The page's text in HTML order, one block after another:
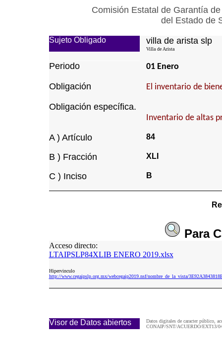
Comisión Estatal de Garantía
del Estado de
Sujeto Obligado villa de arista slp
Villa de Arista
Periodo 01 Enero
Obligación El inventario de
Obligación específica.
Inventario de altas
A ) Artículo 84
B ) Fracción XLI
C ) Inciso B
Para
Acceso directo:
LTAIPSLP84XLIB ENERO 2019.xlsx
Hipervinculo
http://www.cegaipslp.org.mx/webcegaip2019.nsf/nombre_de_la_vista/
Visor de Datos abiertos
Datos digitales de caracter público,
CONAIP/SNT/ACUERDO/EXT13/